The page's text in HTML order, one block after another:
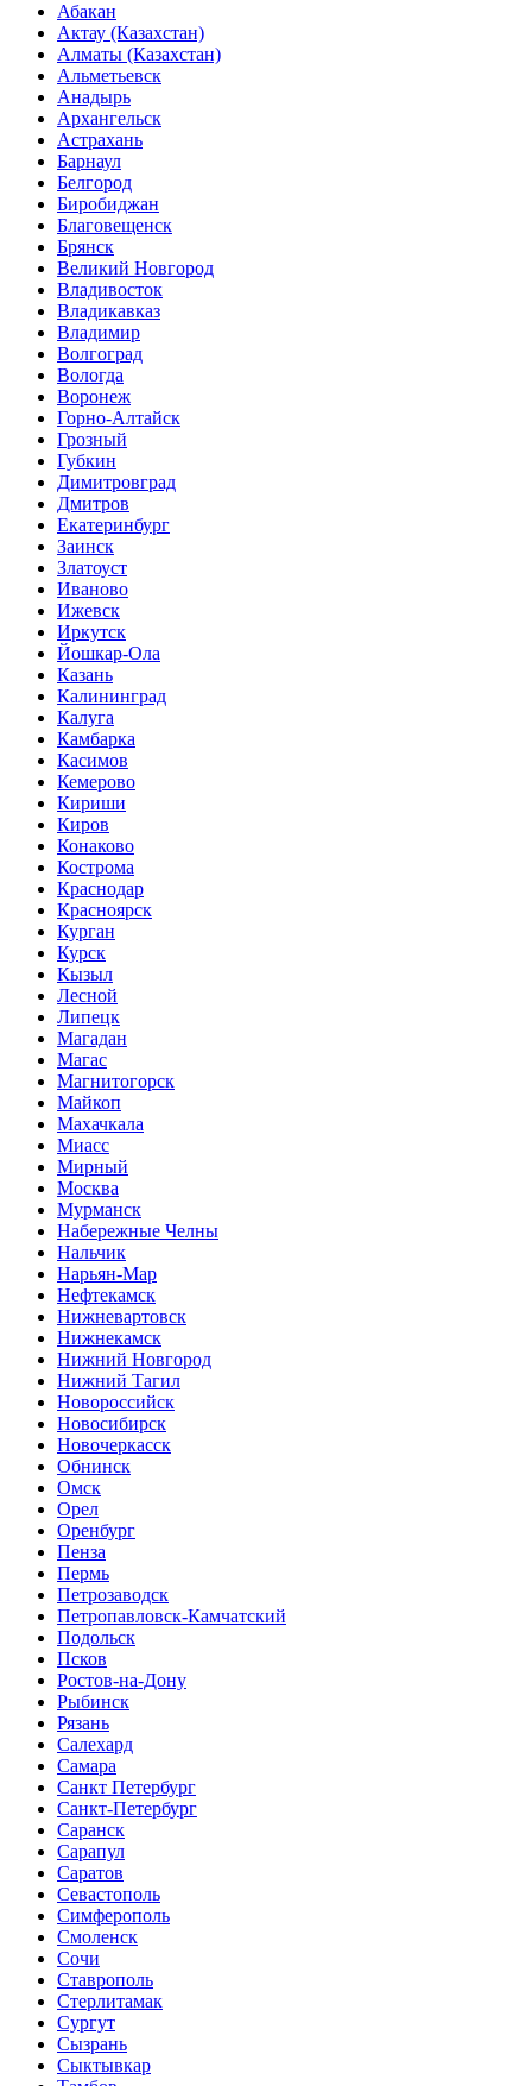
Абакан
Актау (Казахстан)
Алматы (Казахстан)
Альметьевск
Анадырь
Архангельск
Астрахань
Барнаул
Белгород
Биробиджан
Благовещенск
Брянск
Великий Новгород
Владивосток
Владикавказ
Владимир
Волгоград
Вологда
Воронеж
Горно-Алтайск
Грозный
Губкин
Димитровград
Дмитров
Екатеринбург
Заинск
Златоуст
Иваново
Ижевск
Иркутск
Йошкар-Ола
Казань
Калининград
Калуга
Камбарка
Касимов
Кемерово
Кириши
Киров
Конаково
Кострома
Краснодар
Красноярск
Курган
Курск
Кызыл
Лесной
Липецк
Магадан
Магас
Магнитогорск
Майкоп
Махачкала
Миасс
Мирный
Москва
Мурманск
Набережные Челны
Нальчик
Нарьян-Мар
Нефтекамск
Нижневартовск
Нижнекамск
Нижний Новгород
Нижний Тагил
Новороссийск
Новосибирск
Новочеркасск
Обнинск
Омск
Орел
Оренбург
Пенза
Пермь
Петрозаводск
Петропавловск-Камчатский
Подольск
Псков
Ростов-на-Дону
Рыбинск
Рязань
Салехард
Самара
Санкт Петербург
Санкт-Петербург
Саранск
Сарапул
Саратов
Севастополь
Симферополь
Смоленск
Сочи
Ставрополь
Стерлитамак
Сургут
Сызрань
Сыктывкар